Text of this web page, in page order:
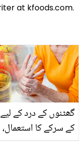
at kfoods.com.
گھٹنوں کے درد کے
کے سرکے کا استعمال،